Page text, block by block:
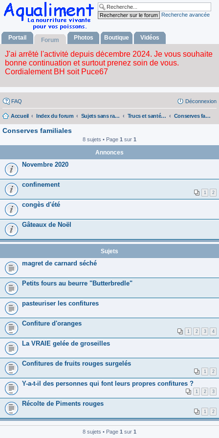
Recherche avancée
Portail Forum Photos Boutique Vidéos
FAQ Déconnexion
Accueil Index du forum Sujets sans rapport avec la nourriture vivante Trucs et santé pour l'humain Conserves familiales
Conserves familiales
8 sujets • Page 1 sur 1
Annonces
Novembre 2020
confinement
1 2
congès d'été
Gâteaux de Noël
Sujets
magret de carnard séché
Petits fours au beurre "Butterbredle"
pasteuriser les confitures
Confiture d'oranges
1 2 3 4
La VRAIE gelée de groseilles
Confitures de fruits rouges surgelés
1 2
Y-a-t-il des personnes qui font leurs propres confitures ?
1 2 3
Récolte de Piments rouges
1 2
8 sujets • Page 1 sur 1